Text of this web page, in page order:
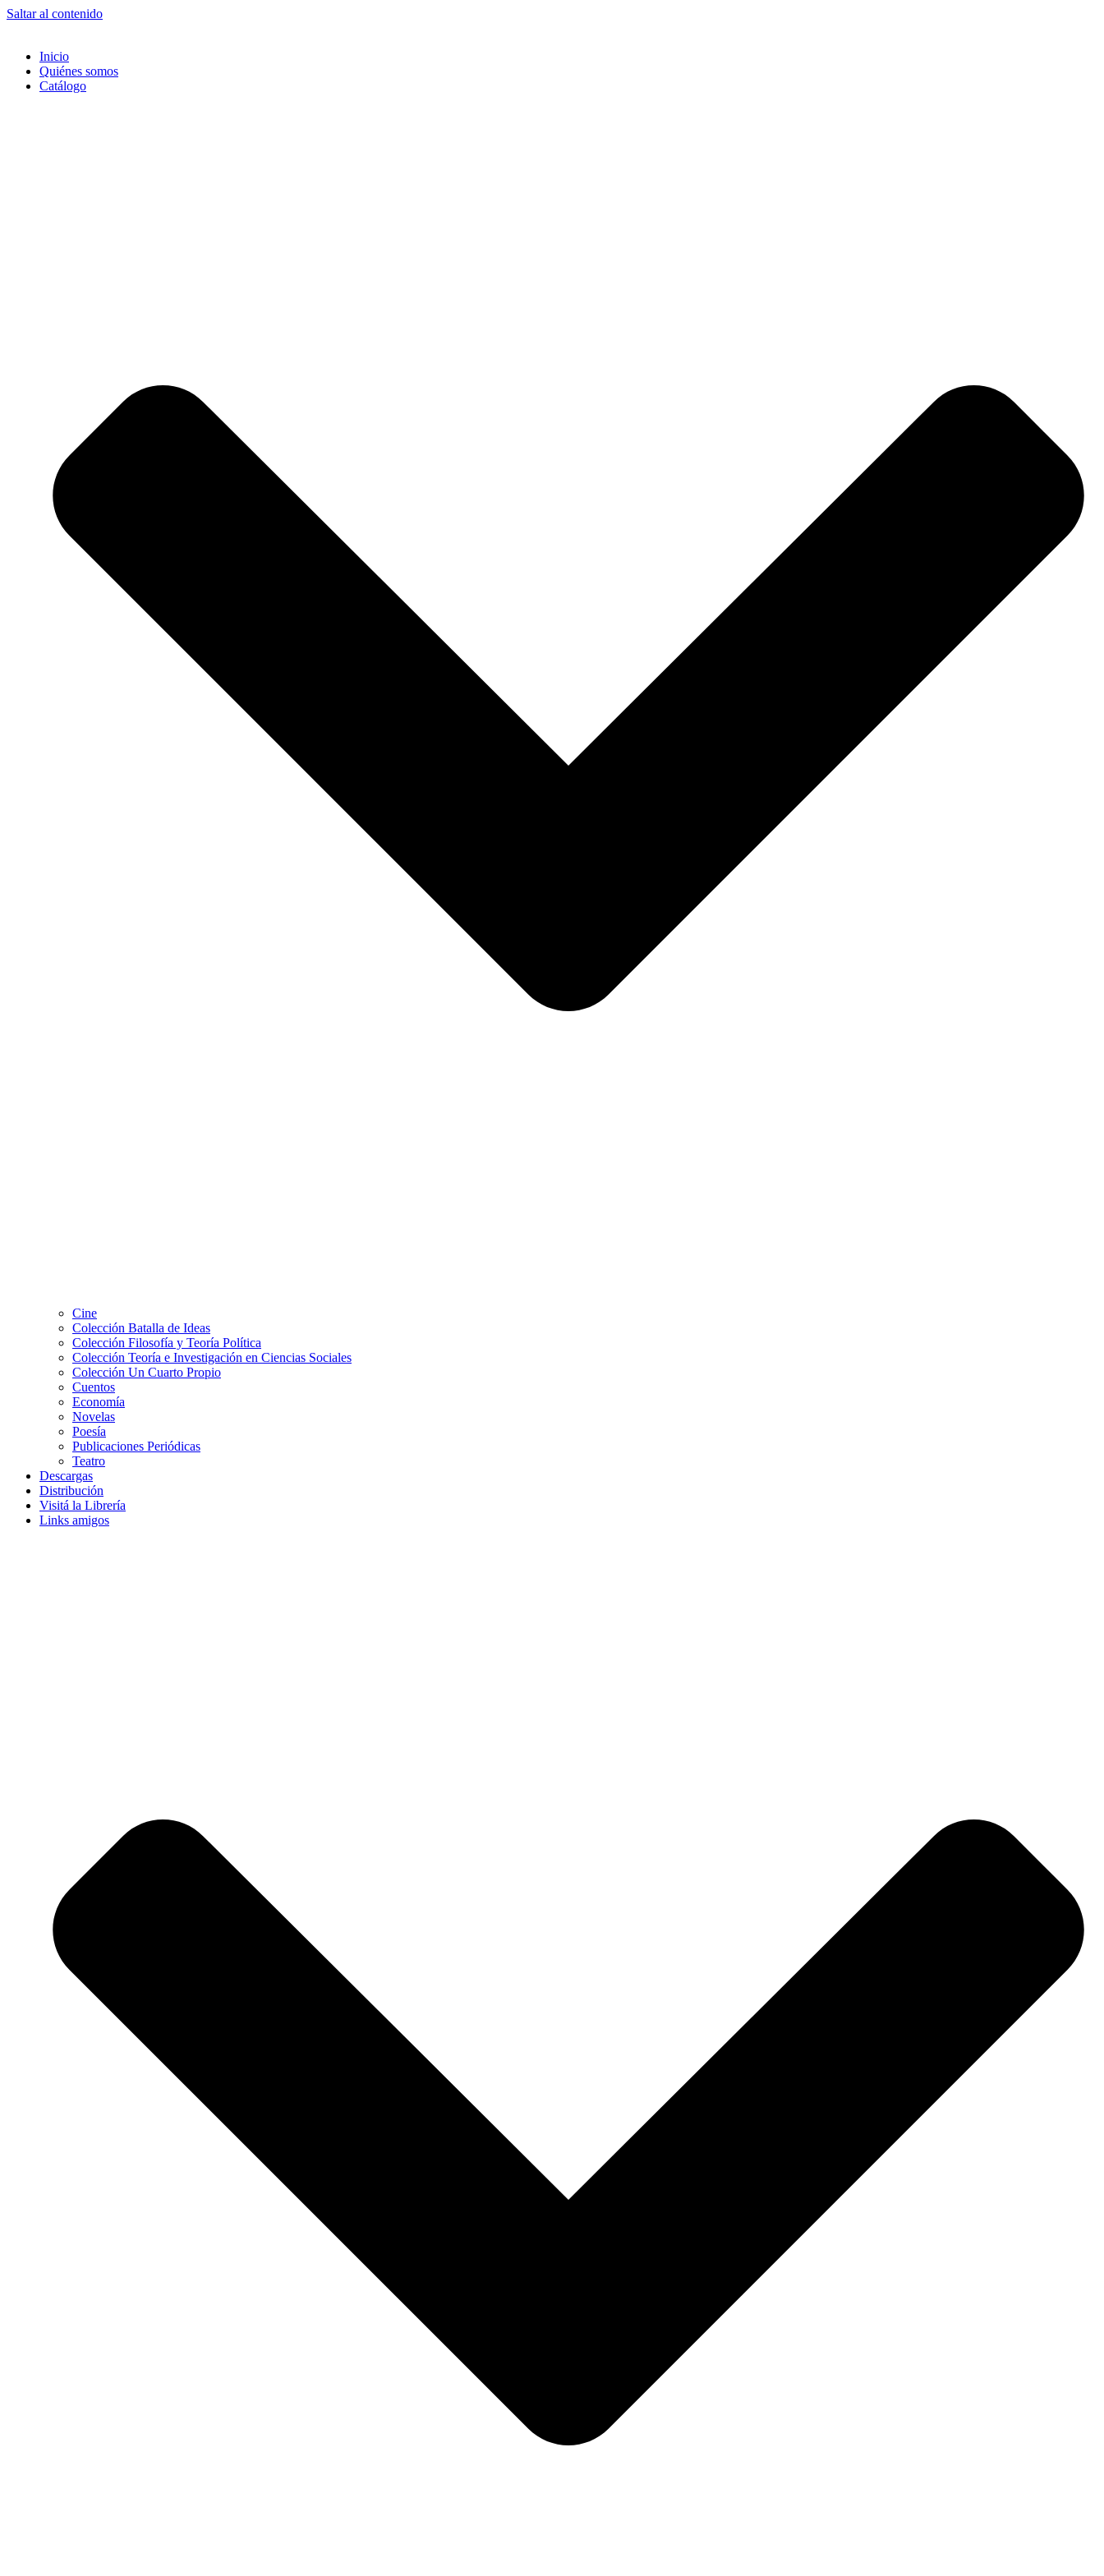
Saltar al contenido
Inicio
Quiénes somos
Catálogo
Cine
Colección Batalla de Ideas
Colección Filosofía y Teoría Política
Colección Teoría e Investigación en Ciencias Sociales
Colección Un Cuarto Propio
Cuentos
Economía
Novelas
Poesía
Publicaciones Periódicas
Teatro
Descargas
Distribución
Visitá la Librería
Links amigos